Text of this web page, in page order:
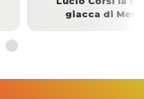
giacca di